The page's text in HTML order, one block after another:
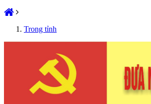
Trong tỉnh